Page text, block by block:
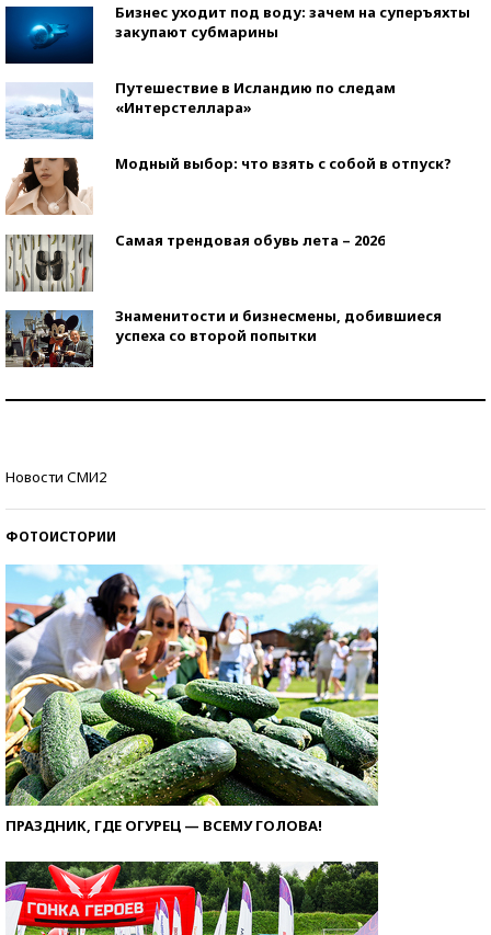
Бизнес уходит под воду: зачем на суперъяхты
закупают субмарины
Путешествие в Исландию по следам
«Интерстеллара»
Модный выбор: что взять с собой в отпуск?
Самая трендовая обувь лета – 2026
Знаменитости и бизнесмены, добившиеся
успеха со второй попытки
Новости СМИ2
ФОТОИСТОРИИ
ПРАЗДНИК, ГДЕ ОГУРЕЦ — ВСЕМУ ГОЛОВА!